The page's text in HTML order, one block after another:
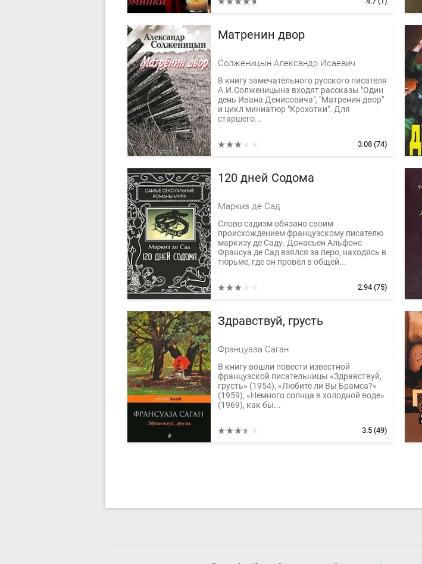
Матренин двор
Солженицын Александр Исаевич
В книгу замечательного русского писателя
А.И.Солженицына входят рассказы "Один
день Ивана Денисовича", "Матренин двор"
и цикл миниатюр "Крохотки". Для
старшего...
3.08 (74)
120 дней Содома
Маркиз де Сад
Слово садизм обязано своим
происхождением французскому писателю
маркизу де Саду. Донасьен Альфонс
Франсуа де Сад взялся за перо, находясь в
тюрьме, где он провёл в общей...
2.94 (75)
Здравствуй, грусть
Француаза Саган
В книгу вошли повести известной
французской писательницы «Здравствуй,
грусть» (1954), «Любите ли Вы Брамса?»
(1959), «Немного солнца в холодной воде»
(1969), как бы...
3.5 (49)